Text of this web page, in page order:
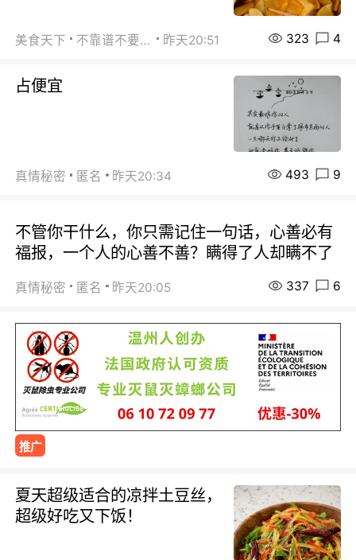
美食天下 不靠谱不要联系 昨天20:51 323 4
占便宜
真情秘密 匿名 昨天20:34 493 9
不管你干什么，你只需记住一句话，心善必有
福报，一个人的心善不善？瞒得了人却瞒不了
真情秘密 匿名 昨天20:05 337 6
推广
夏天超级适合的凉拌土豆丝，
超级好吃又下饭！